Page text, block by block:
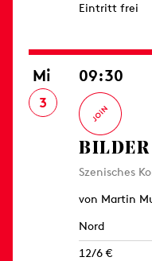
Eintritt frei
Mi
3
09:30
BILDER
Szenisches
von Martin
Nord
12/6 €